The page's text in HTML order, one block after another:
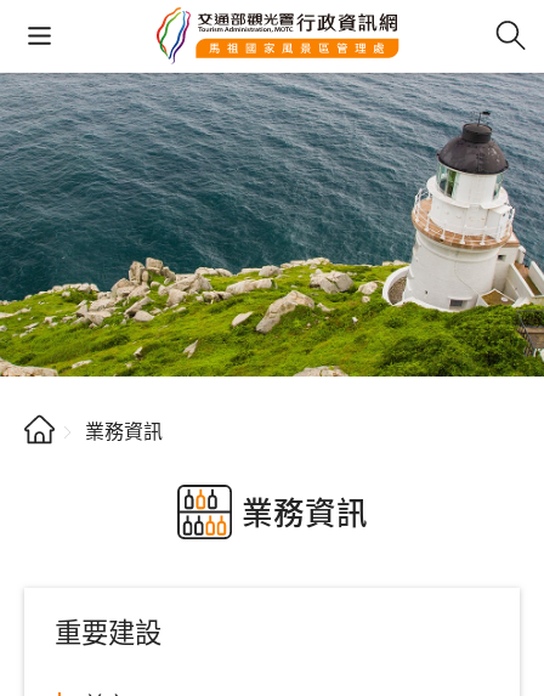
業務資訊
業務資訊
重要建設